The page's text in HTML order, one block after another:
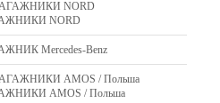
NORD
Mercedes-Benz
AMOS / Польша